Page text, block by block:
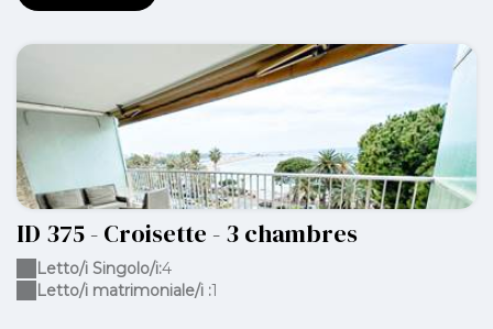
ID 375 - Croisette - 3 chambres
Letto/i Singolo/i:4
Letto/i matrimoniale/i :1